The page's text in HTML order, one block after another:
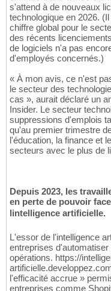
s'attend à de nouveaux
technologique en 2026.
chiffre global pour le
des récents
de logiciels n'a pas
d'employés concernés.)
« À mon avis, ce n'est
le secteur des
cas », aurait déclaré un
Insider. Le secteur
suppressions d'emplois
qu'au premier trimestre
l'éducation, la finance et
secteurs avec le plus de
Depuis 2023, les
en perte de pouvoir
lintelligence artificielle.
L'essor de l'intelligence
entreprises
opérations. https://
l'efficacité accrue »
entreprises comme